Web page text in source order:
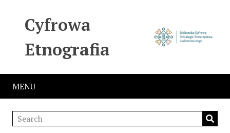
Cyfrowa
Etnografia
MENU